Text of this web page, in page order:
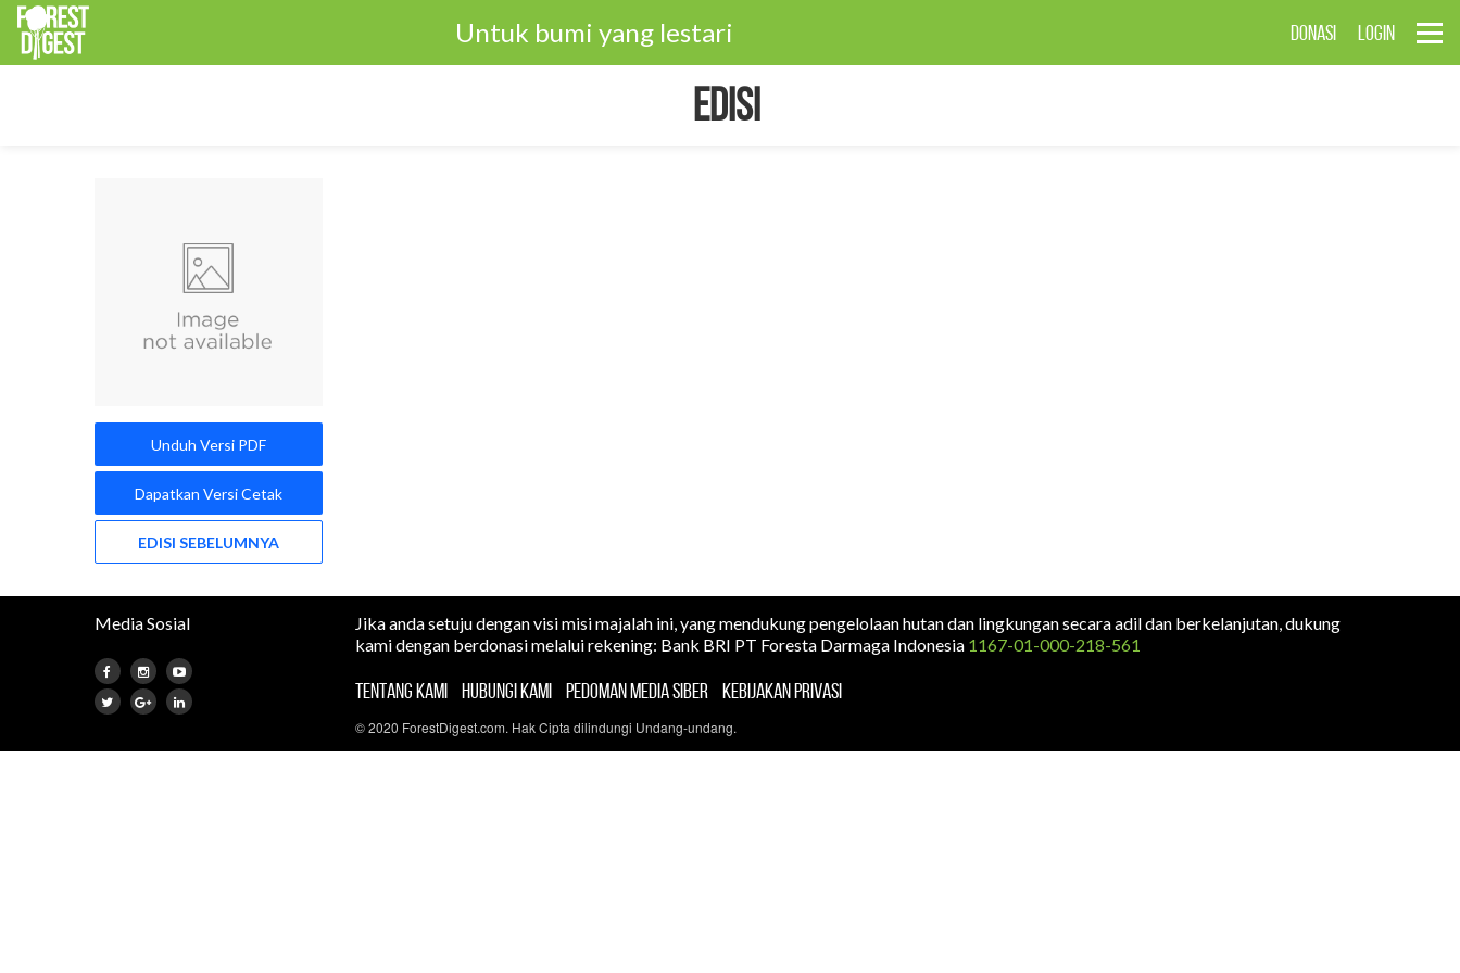
Untuk bumi yang lestari DONASI LOGIN
Edisi
Unduh Versi PDF
Dapatkan Versi Cetak
EDISI SEBELUMNYA
Media Sosial
Jika anda setuju dengan visi misi majalah ini, yang mendukung pengelolaan hutan dan lingkungan secara adil dan berkelanjutan, dukung
kami dengan berdonasi melalui rekening: Bank BRI PT Foresta Darmaga Indonesia 1167-01-000-218-561
TENTANG KAMI HUBUNGI KAMI PEDOMAN MEDIA SIBER KEBIJAKAN PRIVASI
© 2020 ForestDigest.com. Hak Cipta dilindungi Undang-undang.